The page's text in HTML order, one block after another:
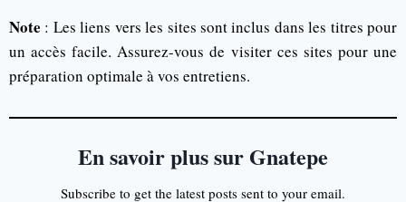
Note : Les liens vers les sites sont inclus dans les titres pour
un accès facile. Assurez-vous de visiter ces sites pour une
préparation optimale à vos entretiens.
En savoir plus sur Gnatepe
Subscribe to get the latest posts sent to your email.